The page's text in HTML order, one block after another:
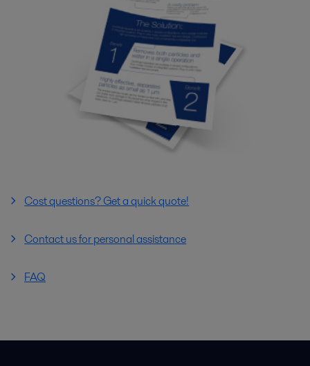
Cost questions? Get a quick quote!
Contact us for personal assistance
FAQ